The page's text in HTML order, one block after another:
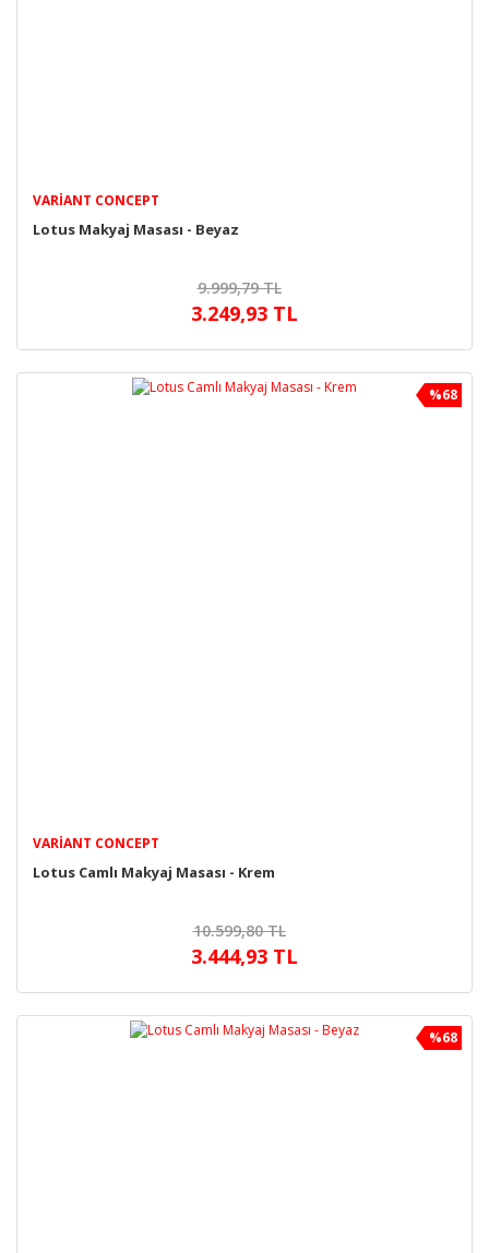
VARIANT CONCEPT
Lotus Makyaj Masası - Beyaz
9.999,79 TL
3.249,93 TL
%68
VARIANT CONCEPT
Lotus Camlı Makyaj Masası - Krem
10.599,80 TL
3.444,93 TL
%68